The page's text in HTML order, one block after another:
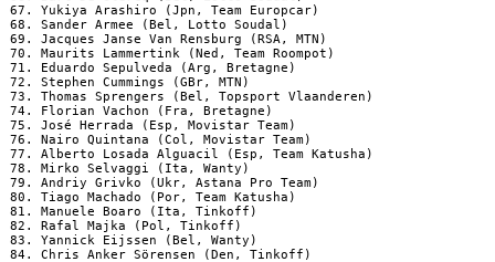
67. Yukiya Arashiro (Jpn, Team Europcar)
68. Sander Armee (Bel, Lotto Soudal)
69. Jacques Janse Van Rensburg (RSA, MTN)
70. Maurits Lammertink (Ned, Team Roompot)
71. Eduardo Sepulveda (Arg, Bretagne)
72. Stephen Cummings (GBr, MTN)
73. Thomas Sprengers (Bel, Topsport Vlaanderen)
74. Florian Vachon (Fra, Bretagne)
75. José Herrada (Esp, Movistar Team)
76. Nairo Quintana (Col, Movistar Team)
77. Alberto Losada Alguacil (Esp, Team Katusha)
78. Mirko Selvaggi (Ita, Wanty)
79. Andriy Grivko (Ukr, Astana Pro Team)
80. Tiago Machado (Por, Team Katusha)
81. Manuele Boaro (Ita, Tinkoff)
82. Rafal Majka (Pol, Tinkoff)
83. Yannick Eijssen (Bel, Wanty)
84. Chris Anker Sörensen (Den, Tinkoff)